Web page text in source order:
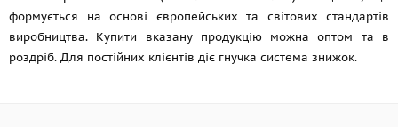
формується на основі європейських та світових стандартів
виробництва. Купити вказану продукцію можна оптом та в
роздріб. Для постійних клієнтів діє гнучка система знижок.